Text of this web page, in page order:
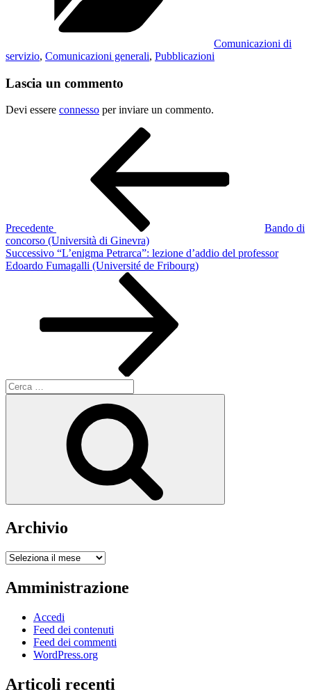
Comunicazioni di
servizio, Comunicazioni generali, Pubblicazioni
Lascia un commento
Devi essere connesso per inviare un commento.
Precedente
Bando di
concorso (Università di Ginevra)
Articolo
successivo
Successivo “L’enigma Petrarca”: lezione d’addio del professor
Edoardo Fumagalli (Université de Fribourg)
Cerca:
Archivio
Archivio
Amministrazione
Accedi
Feed dei contenuti
Feed dei commenti
WordPress.org
Articoli recenti